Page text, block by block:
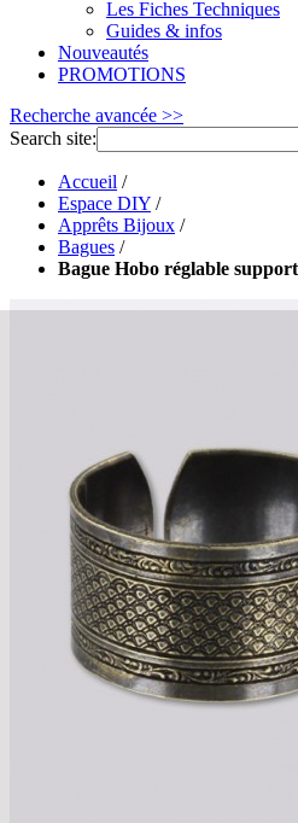
Les Fiches Techniques
Guides & infos
Nouveautés
PROMOTIONS
Recherche avancée >>
Search site:
Accueil /
Espace DIY /
Apprêts Bijoux /
Bagues /
Bague Hobo réglable